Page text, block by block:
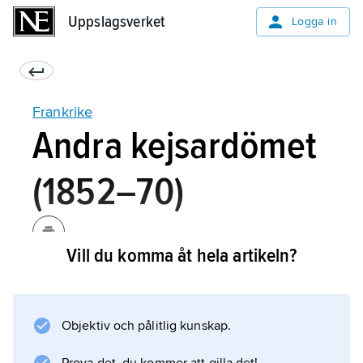
Uppslagsverket Logga in
Frankrike
Andra kejsardömet
(1852–70)
öppenhet genom ett skickligt bruk av
folkomröstningar. Dessa liksom valen till den
lagstiftande församlingen kontrollerade
Vill du komma åt hela artikeln?
Objektiv och pålitlig kunskap.